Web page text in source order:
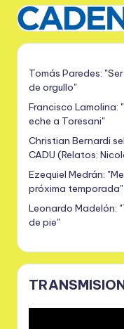
Tomás Paredes:
de orgullo"
Francisco Lamolina:
eche a Toresani"
Christian Bernardi
CADU (Relatos:
Ezequiel Medrán:
próxima temporada"
Leonardo Madelón:
de pie"